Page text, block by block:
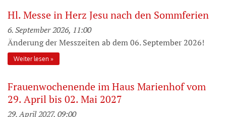
Hl. Messe in Herz Jesu nach den Sommferien
6. September 2026, 11:00
Änderung der Messzeiten ab dem 06. September 2026!
Weiter lesen
Frauenwochenende im Haus Marienhof vom
29. April bis 02. Mai 2027
29. April 2027, 09:00